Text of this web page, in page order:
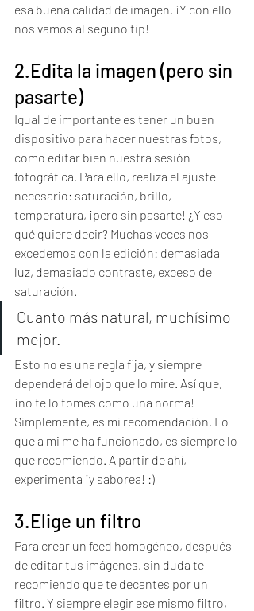
esa buena calidad de imagen. ¡Y con ello
nos vamos al seguno tip!
2.Edita la imagen (pero sin
pasarte)
Igual de importante es tener un buen
dispositivo para hacer nuestras fotos,
como editar bien nuestra sesión
fotográfica. Para ello, realiza el ajuste
necesario: saturación, brillo,
temperatura, ¡pero sin pasarte! ¿Y eso
qué quiere decir? Muchas veces nos
excedemos con la edición: demasiada
luz, demasiado contraste, exceso de
saturación.
Cuanto más natural, muchísimo
mejor.
Esto no es una regla fija, y siempre
dependerá del ojo que lo mire. Así que,
¡no te lo tomes como una norma!
Simplemente, es mi recomendación. Lo
que a mi me ha funcionado, es siempre lo
que recomiendo. A partir de ahí,
experimenta ¡y saborea! :)
3.Elige un filtro
Para crear un feed homogéneo, después
de editar tus imágenes, sin duda te
recomiendo que te decantes por un
filtro. Y siempre elegir ese mismo filtro,